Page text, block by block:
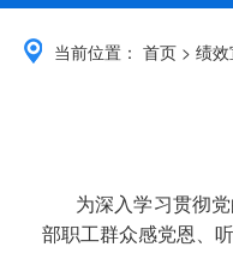
当前位置： 首页 > 绩
为深入学习贯彻
部职工群众感党恩、